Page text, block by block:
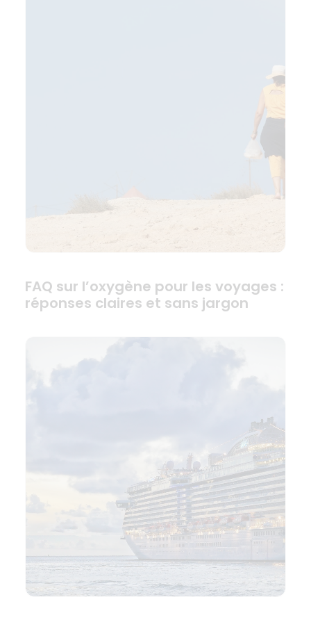
FAQ sur l’oxygène pour les voyages :
réponses claires et sans jargon